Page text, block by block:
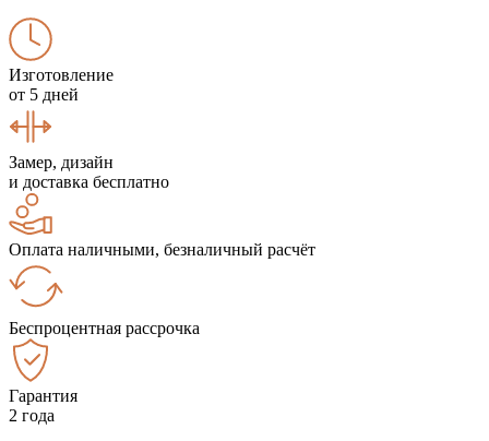
Изготовление
от 5 дней
Замер, дизайн
и доставка бесплатно
Оплата наличными, безналичный расчёт
Беспроцентная рассрочка
Гарантия
2 года